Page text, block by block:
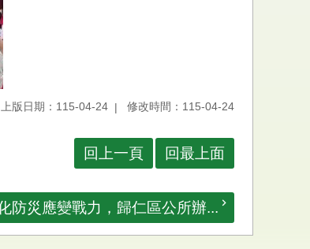
上版日期：115-04-24 修改時間：115-04-24
回上一頁 回最上面
防災應變戰力，歸仁區公所辦...